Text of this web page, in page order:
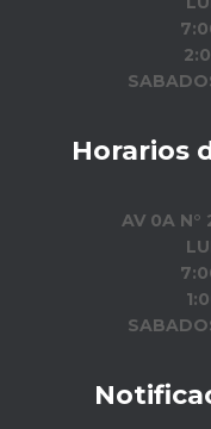
Horarios
AV 0A N°